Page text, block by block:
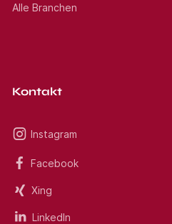
Alle Branchen
Kontakt
Instagram
Facebook
Xing
LinkedIn